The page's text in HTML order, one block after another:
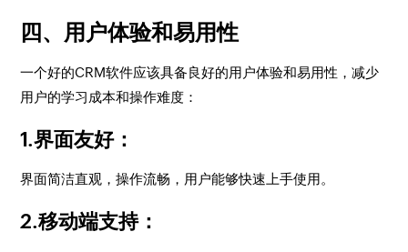
四、用户体验和易用性
一个好的CRM软件应该具备良好的用户体验和易用性，减少
用户的学习成本和操作难度：
1.界面友好：
界面简洁直观，操作流畅，用户能够快速上手使用。
2.移动端支持：